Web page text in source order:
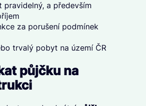
pravidelný, a především
za porušení podmínek
trvalý pobyt na území ČR
půjčku na